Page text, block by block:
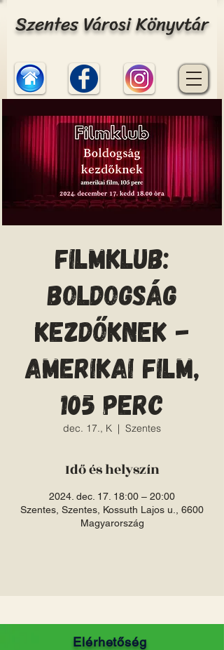
Szentes Városi Könyvtár
Filmklub:
Boldogság
kezdőknek -
amerikai film,
105 perc
dec. 17., K
  |
Szentes
Idő és helyszín
2024. dec. 17. 18:00 – 20:00
Szentes, Szentes, Kossuth Lajos u., 6600
Magyarország
Elérhetőség